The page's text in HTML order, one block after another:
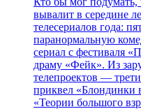
вывалит в середине
телесериалов года:
паранормальную
сериал с фестиваля
драму «Фейк». Из
телепроектов —
приквел «Блондинки
«Теории большого